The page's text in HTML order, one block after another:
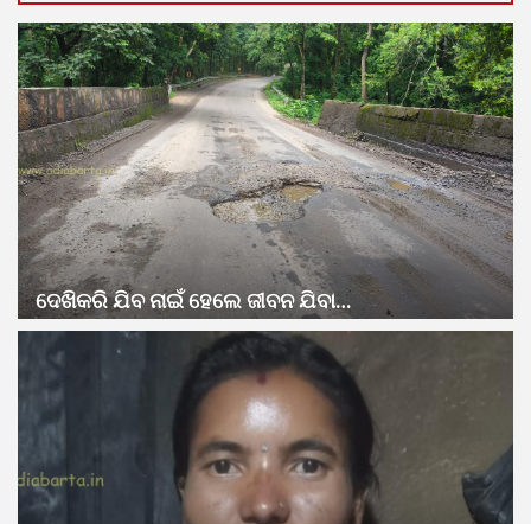
ଦେଖିକରି ଯିବ ନାଇଁ ହେଲେ ଜୀବନ ଯିବା…